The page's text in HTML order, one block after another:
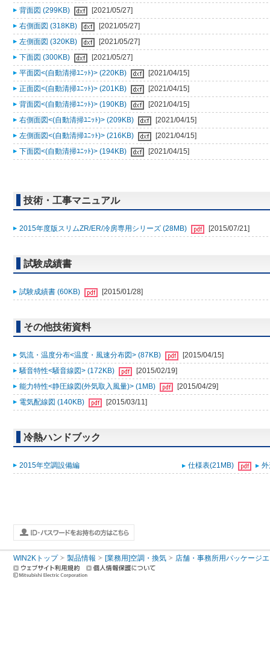
背面図 (299KB)
[2021/05/27]
右側面図 (318KB)
[2021/05/27]
左側面図 (320KB)
[2021/05/27]
下面図 (300KB)
[2021/05/27]
平面図<(自動清掃ﾕﾆｯﾄ)> (220KB)
[2021/04/15]
正面図<(自動清掃ﾕﾆｯﾄ)> (201KB)
[2021/04/15]
背面図<(自動清掃ﾕﾆｯﾄ)> (190KB)
[2021/04/15]
右側面図<(自動清掃ﾕﾆｯﾄ)> (209KB)
[2021/04/15]
左側面図<(自動清掃ﾕﾆｯﾄ)> (216KB)
[2021/04/15]
下面図<(自動清掃ﾕﾆｯﾄ)> (194KB)
[2021/04/15]
技術・工事マニュアル
2015年度版スリムZR/ER/冷房専用シリーズ (28MB) [2015/07/21]
試験成績書
試験成績書 (60KB) [2015/01/28]
その他技術資料
気流・温度分布<温度・風速分布図> (87KB)
[2015/04/15]
騒音特性<騒音線図> (172KB)
[2015/02/19]
能力特性<静圧線図(外気取入風量)> (1MB)
[2015/04/29]
電気配線図 (140KB)
[2015/03/11]
冷熱ハンドブック
2015年空調設備編 仕様表(21MB)
WIN2Kトップ 製品情報 [業務用]空調・換気 店舗・事務所用パッケージ